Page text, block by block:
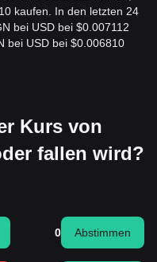
kaufen. In den letzten 24
bei USD bei $0.007112
bei USD bei $0.006810
Kurs von
fallen wird?
0 Abstimmen